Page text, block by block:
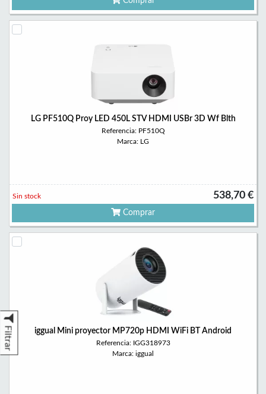
Filtrar
LG PF510Q Proy LED 450L STV HDMI USBr 3D Wf Blth
Referencia: PF510Q
Marca: LG
538,70 €
Sin stock
Comprar
iggual Mini proyector MP720p HDMI WiFi BT Android
Referencia: IGG318973
Marca: iggual